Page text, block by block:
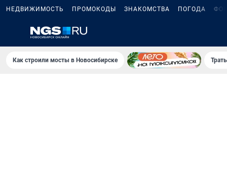
НЕДВИЖИМОСТЬ ПРОМОКОДЫ ЗНАКОМСТВА ПОГОДА
Как строили мосты в Новосибирске